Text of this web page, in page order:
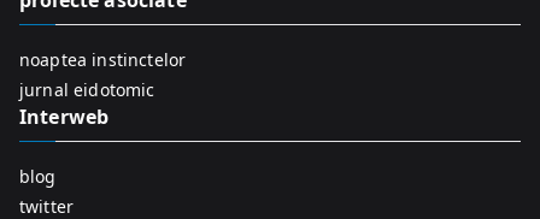
o
noaptea instinctelor
jurnal eidotomic
Interweb
blog
twitter